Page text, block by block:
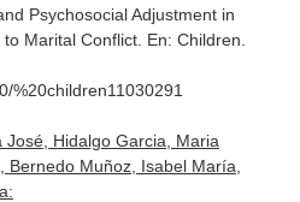
Psychosocial Adjustment in
Marital Conflict. En: Children
%20children11030291
Hidalgo Garcia, Maria
Bernedo Muñoz, Isabel María,